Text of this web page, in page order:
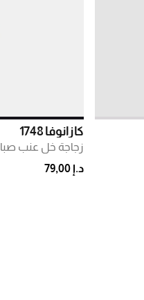
كازانوفا 1748
زجاجة خل عنب صبا
د.إ 79,00